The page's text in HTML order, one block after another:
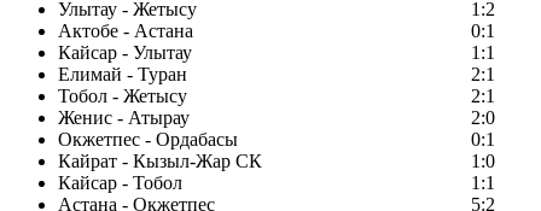
Улытау - Жетысу
1:2
Актобе - Астана
0:1
Кайсар - Улытау
1:1
Елимай - Туран
2:1
Тобол - Жетысу
2:1
Женис - Атырау
2:0
Окжетпес - Ордабасы
0:1
Кайрат - Кызыл-Жар СК
1:0
Кайсар - Тобол
1:1
Астана - Окжетпес
5:2